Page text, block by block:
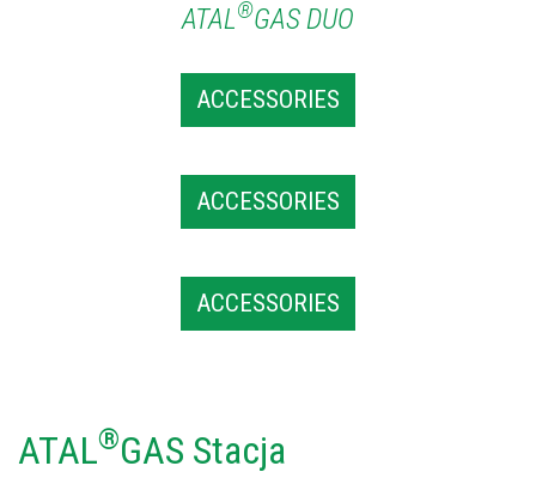
ATAL®GAS DUO
ACCESSORIES
ACCESSORIES
ACCESSORIES
ATAL®GAS Stacja